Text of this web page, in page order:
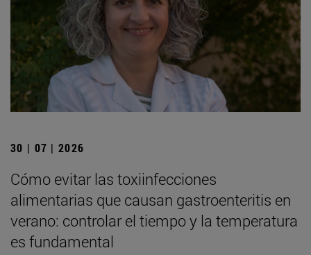
30 | 07 | 2026
Cómo evitar las toxiinfecciones
alimentarias que causan gastroenteritis en
verano: controlar el tiempo y la temperatura
es fundamental